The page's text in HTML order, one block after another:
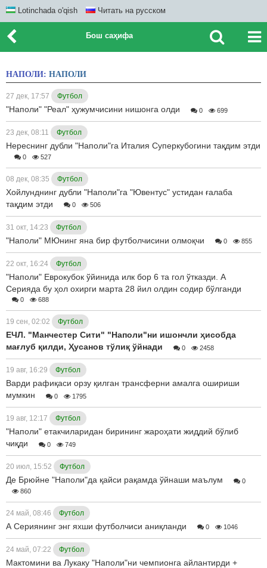
Lotinchada o'qish Читать на русском
Бош саҳифа
НАПОЛИ: НАПОЛИ
27 дек, 17:57 Футбол
"Наполи" "Реал" ҳужумчисини нишонга олди 0 699
23 дек, 08:11 Футбол
Нереснинг дубли "Наполи"га Италия Суперкубогини тақдим этди
0 527
08 дек, 08:35 Футбол
Хойлунднинг дубли "Наполи"га "Ювентус" устидан ғалаба
тақдим этди
0 506
31 окт, 14:23 Футбол
"Наполи" МЮнинг яна бир футболчисини олмоқчи 0 855
22 окт, 16:24 Футбол
"Наполи" Еврокубок ўйинида илк бор 6 та гол ўтказди. А
Серияда бу ҳол охирги марта 28 йил олдин содир бўлганди
0 688
19 сен, 02:02 Футбол
ЕЧЛ. "Манчестер Сити" "Наполи"ни ишончли ҳисобда
мағлуб қилди, Ҳусанов тўлиқ ўйнади
0 2458
19 авг, 16:29 Футбол
Варди рафиқаси орзу қилган трансферни амалга ошириши
мумкин
0 1795
19 авг, 12:17 Футбол
"Наполи" етакчиларидан бирининг жароҳати жиддий бўлиб
чиқди
0 749
20 июл, 15:52 Футбол
Де Брюйне "Наполи"да қайси рақамда ўйнаши маълум
0
860
24 май, 08:46 Футбол
А Сериянинг энг яхши футболчиси аниқланди 0 1046
24 май, 07:22 Футбол
Мактомини ва Лукаку "Наполи"ни чемпионга айлантирди +